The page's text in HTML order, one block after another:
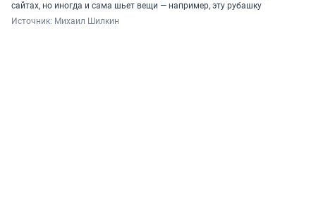
сайтах, но иногда и сама шьет вещи — например, эту рубашку
Источник: Михаил Шилкин